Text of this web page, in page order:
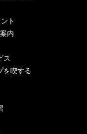
ト
内
ス
を喫する